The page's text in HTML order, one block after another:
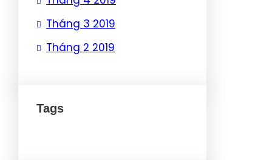
Tháng 3 2019
Tháng 2 2019
Tags